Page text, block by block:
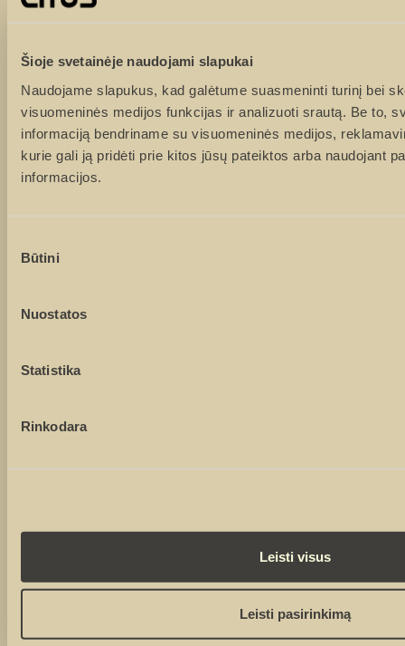
Šioje svetainėje naudojami slapukai
Naudojame slapukus, kad galėtume suasmeninti turinį bei
visuomeninės medijos funkcijas ir analizuoti srautą. Be to,
informaciją bendriname su visuomeninės medijos,
kurie gali ją pridėti prie kitos jūsų pateiktos arba naudojant
informacijos.
pasirinkimas
Būtini
Nuostatos
Statistika
Rinkodara
Leisti visus
Leisti pasirinkimą
El. paštas
Žinutė
Sutinku su